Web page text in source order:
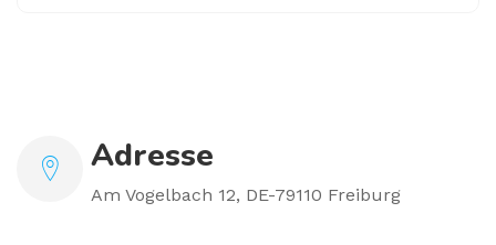
Adresse
Am Vogelbach 12, DE-79110 Freiburg